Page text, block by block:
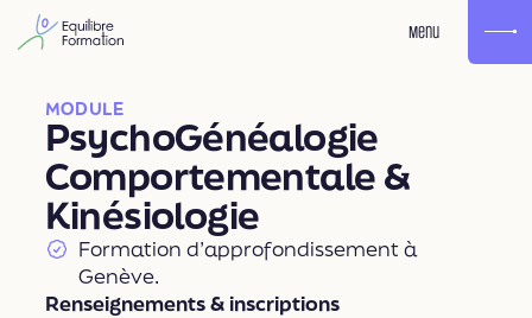
Menu
MODULE
PsychoGénéalogie
Comportementale &
Kinésiologie
Formation d’approfondissement à
Genève.
Renseignements & inscriptions